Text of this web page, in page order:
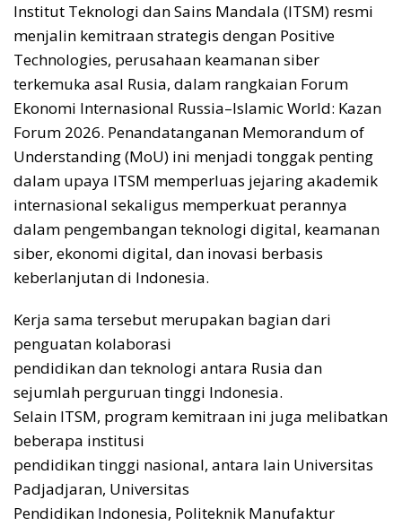
Institut Teknologi dan Sains Mandala (ITSM) resmi
menjalin kemitraan strategis dengan Positive
Technologies, perusahaan keamanan siber
terkemuka asal Rusia, dalam rangkaian Forum
Ekonomi Internasional Russia–Islamic World: Kazan
Forum 2026. Penandatanganan Memorandum of
Understanding (MoU) ini menjadi tonggak penting
dalam upaya ITSM memperluas jejaring akademik
internasional sekaligus memperkuat perannya
dalam pengembangan teknologi digital, keamanan
siber, ekonomi digital, dan inovasi berbasis
keberlanjutan di Indonesia.
Kerja sama tersebut merupakan bagian dari
penguatan kolaborasi
pendidikan dan teknologi antara Rusia dan
sejumlah perguruan tinggi Indonesia.
Selain ITSM, program kemitraan ini juga melibatkan
beberapa institusi
pendidikan tinggi nasional, antara lain Universitas
Padjadjaran, Universitas
Pendidikan Indonesia, Politeknik Manufaktur